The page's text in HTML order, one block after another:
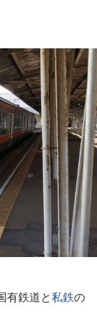
有鉄道と私鉄の